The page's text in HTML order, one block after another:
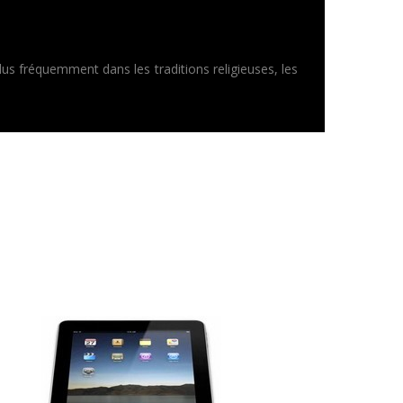
fréquemment dans les traditions religieuses, les